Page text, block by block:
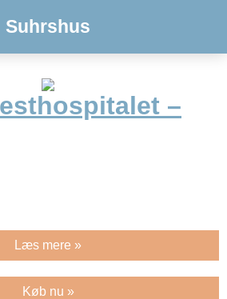
Suhrshus
–
Læs mere »
Køb nu »